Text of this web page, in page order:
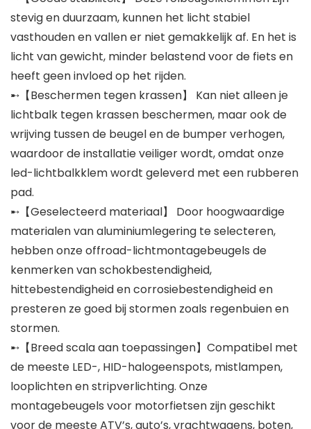
stevig en duurzaam, kunnen het licht stabiel
vasthouden en vallen er niet gemakkelijk af. En het is
licht van gewicht, minder belastend voor de fiets en
heeft geen invloed op het rijden.
➸【Beschermen tegen krassen】 Kan niet alleen je
lichtbalk tegen krassen beschermen, maar ook de
wrijving tussen de beugel en de bumper verhogen,
waardoor de installatie veiliger wordt, omdat onze
led-lichtbalkklem wordt geleverd met een rubberen
pad.
➸【Geselecteerd materiaal】 Door hoogwaardige
materialen van aluminiumlegering te selecteren,
hebben onze offroad-lichtmontagebeugels de
kenmerken van schokbestendigheid,
hittebestendigheid en corrosiebestendigheid en
presteren ze goed bij stormen zoals regenbuien en
stormen.
➸【Breed scala aan toepassingen】Compatibel met
de meeste LED-, HID-halogeenspots, mistlampen,
looplichten en stripverlichting. Onze
montagebeugels voor motorfietsen zijn geschikt
voor de meeste ATV’s, auto’s, vrachtwagens, boten,